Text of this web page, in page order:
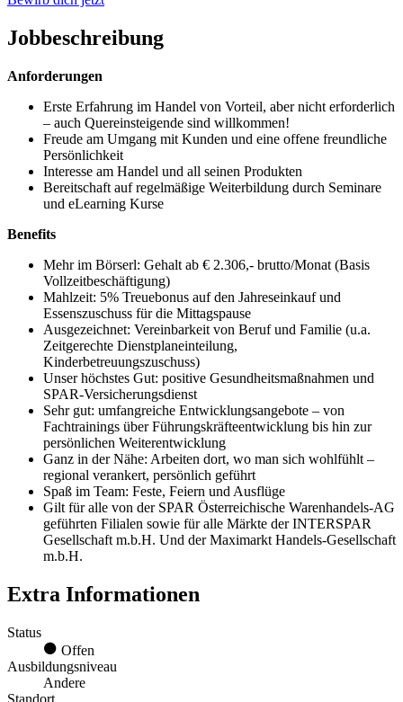
Jobbeschreibung
Anforderungen
Erste Erfahrung im Handel von Vorteil, aber nicht erforderlich
– auch Quereinsteigende sind willkommen!
Freude am Umgang mit Kunden und eine offene freundliche
Persönlichkeit
Interesse am Handel und all seinen Produkten
Bereitschaft auf regelmäßige Weiterbildung durch Seminare
und eLearning Kurse
Benefits
Mehr im Börserl: Gehalt ab € 2.306,- brutto/Monat (Basis
Vollzeitbeschäftigung)
Mahlzeit: 5% Treuebonus auf den Jahreseinkauf und
Essenszuschuss für die Mittagspause
Ausgezeichnet: Vereinbarkeit von Beruf und Familie (u.a.
Zeitgerechte Dienstplaneinteilung,
Kinderbetreuungszuschuss)
Unser höchstes Gut: positive Gesundheitsmaßnahmen und
SPAR-Versicherungsdienst
Sehr gut: umfangreiche Entwicklungsangebote – von
Fachtrainings über Führungskräfteentwicklung bis hin zur
persönlichen Weiterentwicklung
Ganz in der Nähe: Arbeiten dort, wo man sich wohlfühlt –
regional verankert, persönlich geführt
Spaß im Team: Feste, Feiern und Ausflüge
Gilt für alle von der SPAR Österreichische Warenhandels-AG
geführten Filialen sowie für alle Märkte der INTERSPAR
Gesellschaft m.b.H. Und der Maximarkt Handels-Gesellschaft
m.b.H.
Extra Informationen
Status
Offen
Ausbildungsniveau
Andere
Standort